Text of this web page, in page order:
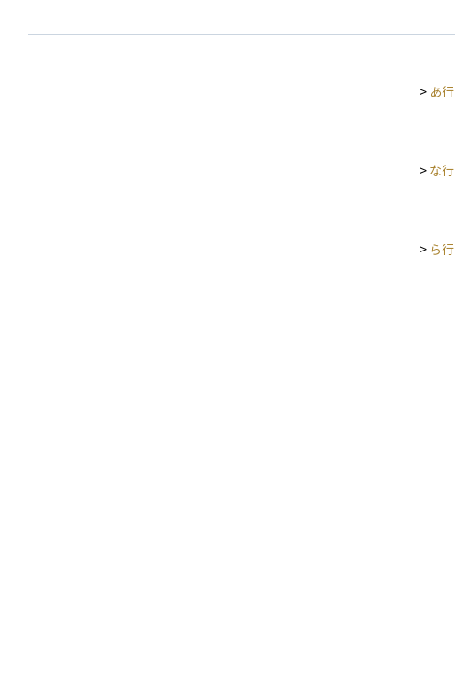
的な手取りが減ることになります。ただし、日本
件を満たせば二重課税の負担を軽減することがで
> あ行
> な行
> ら行